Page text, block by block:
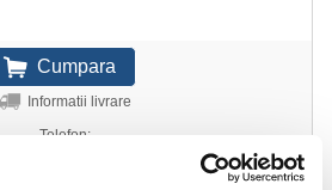
Informatii livrare
Telefon: